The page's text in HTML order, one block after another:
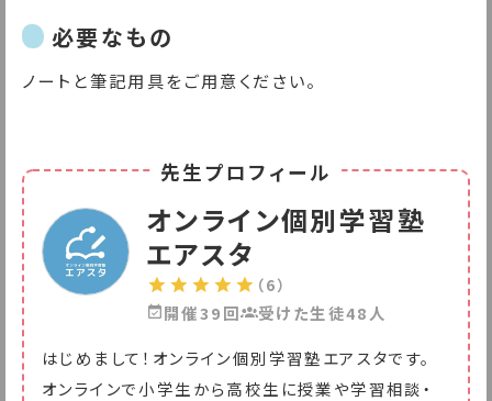
必要なもの
ノートと筆記用具をご用意ください。
先生プロフィール
オンライン個別学習塾
エアスタ
（6）
開催39回
受けた生徒48人
はじめまして！オンライン個別学習塾エアスタです。
オンラインで小学生から高校生に授業や学習相談・